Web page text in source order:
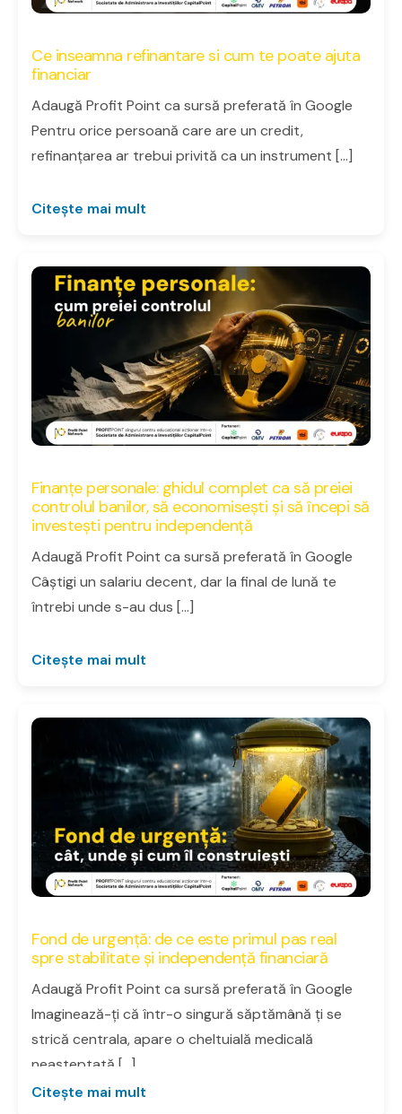
Ce inseamna refinantare si cum te poate ajuta
financiar
Adaugă Profit Point ca sursă preferată în Google
Pentru orice persoană care are un credit,
refinanțarea ar trebui privită ca un instrument […]
Citește mai mult
Finanțe personale: ghidul complet ca să preiei
controlul banilor, să economisești și să începi să
investești pentru independență
Adaugă Profit Point ca sursă preferată în Google
Câștigi un salariu decent, dar la final de lună te
întrebi unde s-au dus […]
Citește mai mult
Fond de urgență: de ce este primul pas real
spre stabilitate și independență financiară
Adaugă Profit Point ca sursă preferată în Google
Imaginează-ți că într-o singură săptămână ți se
strică centrala, apare o cheltuială medicală
neașteptată […]
Citește mai mult